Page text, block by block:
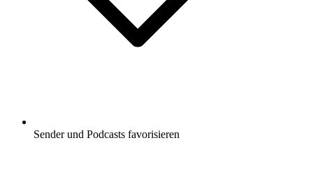
Sender und Podcasts favorisieren